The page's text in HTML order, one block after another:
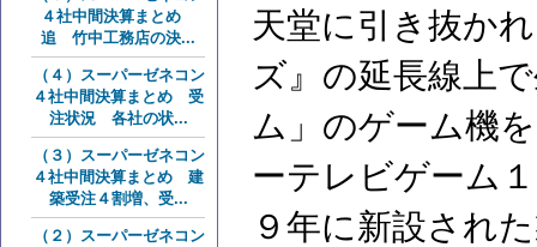
４社中間決算まとめ
追 竹中工務店の決...
（４）スーパーゼネコン
４社中間決算まとめ 受
注状況 各社の状...
（３）スーパーゼネコン
４社中間決算まとめ 建
築受注４割増、受...
（２）スーパーゼネコン
天堂に引き抜か
ズ』の延長線上
ム」のゲーム機
ーテレビゲーム
９年に新設され